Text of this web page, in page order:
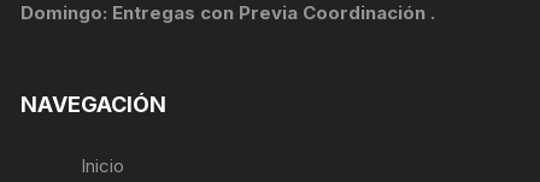
Domingo: Entregas con Previa Coordinación .
NAVEGACIÓN
Inicio